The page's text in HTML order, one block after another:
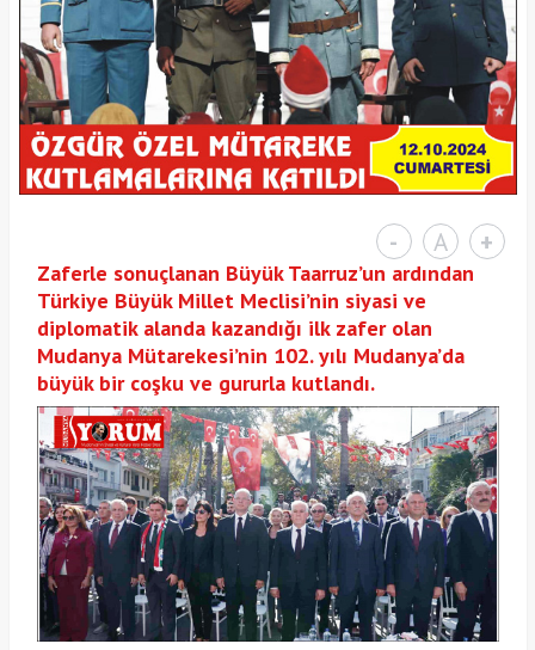
- A +
Zaferle sonuçlanan Büyük Taarruz’un ardından
Türkiye Büyük Millet Meclisi’nin siyasi ve
diplomatik alanda kazandığı ilk zafer olan
Mudanya Mütarekesi’nin 102. yılı Mudanya’da
büyük bir coşku ve gururla kutlandı.